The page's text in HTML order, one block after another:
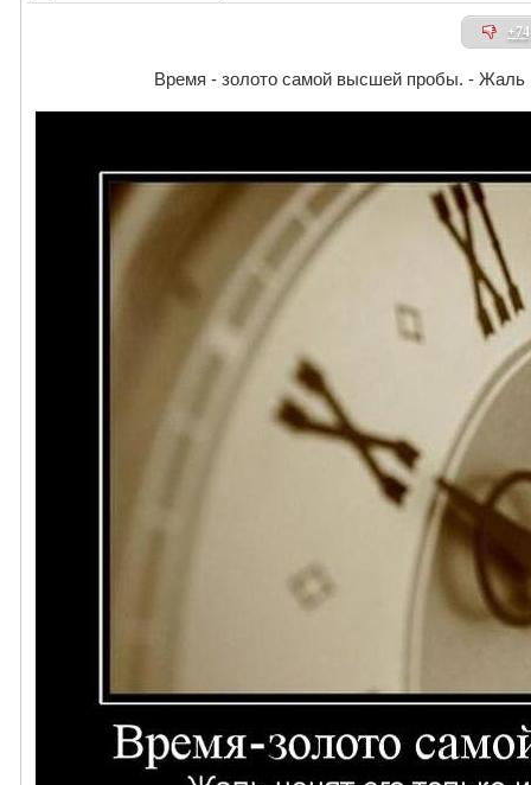
+74
Время - золото самой высшей пробы. - Жаль